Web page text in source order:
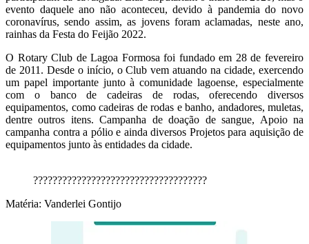
evento daquele ano não aconteceu, devido à pandemia do novo
coronavírus, sendo assim, as jovens foram aclamadas, neste ano,
rainhas da Festa do Feijão 2022.
O Rotary Club de Lagoa Formosa foi fundado em 28 de fevereiro
de 2011. Desde o início, o Club vem atuando na cidade, exercendo
um papel importante junto à comunidade lagoense, especialmente
com o banco de cadeiras de rodas, oferecendo diversos
equipamentos, como cadeiras de rodas e banho, andadores, muletas,
dentre outros itens. Campanha de doação de sangue, Apoio na
campanha contra a pólio e ainda diversos Projetos para aquisição de
equipamentos junto às entidades da cidade.
????????????????????????????????????
Matéria: Vanderlei Gontijo